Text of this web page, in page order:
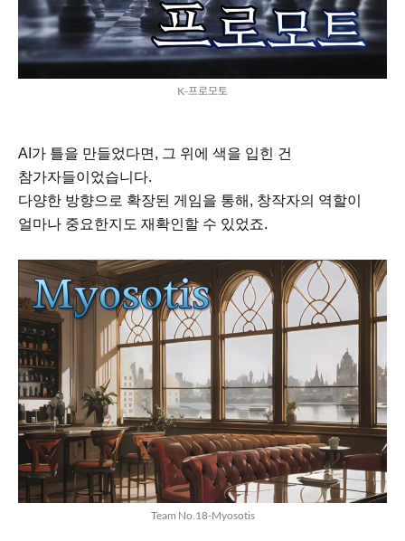
K-프로모토
AI가 틀을 만들었다면, 그 위에 색을 입힌 건
참가자들이었습니다.
다양한 방향으로 확장된 게임을 통해, 창작자의 역할이
얼마나 중요한지도 재확인할 수 있었죠.
Team No.18-Myosotis